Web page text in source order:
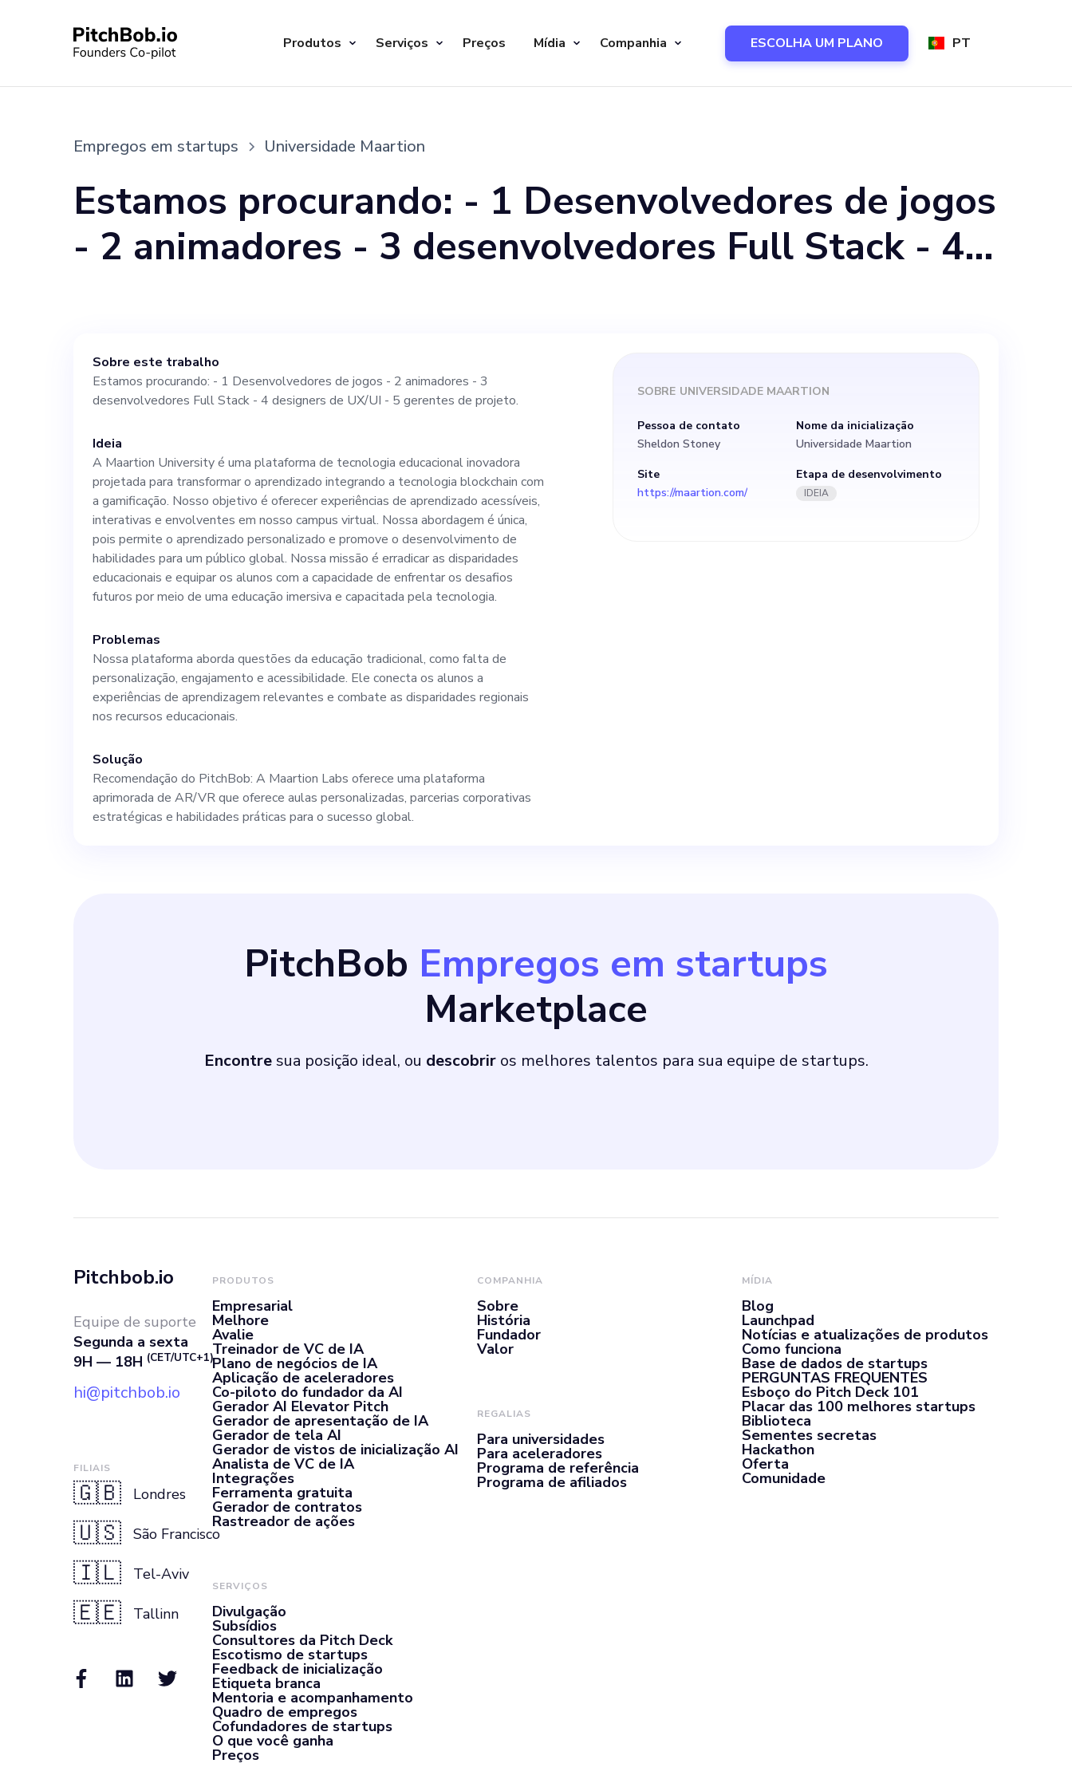
Produtos Serviços Preços Mídia Companhia ESCOLHA UM PLANO PT
Empregos em startups Universidade Maartion
Estamos procurando: - 1 Desenvolvedores de jogos
- 2 animadores - 3 desenvolvedores Full Stack - 4
Sobre este trabalho
Estamos procurando: - 1 Desenvolvedores de jogos - 2 animadores - 3
desenvolvedores Full Stack - 4 designers de UX/UI - 5 gerentes de projeto.
Ideia
A Maartion University é uma plataforma de tecnologia educacional inovadora
projetada para transformar o aprendizado integrando a tecnologia blockchain com
a gamificação. Nosso objetivo é oferecer experiências de aprendizado acessíveis,
interativas e envolventes em nosso campus virtual. Nossa abordagem é única,
pois permite o aprendizado personalizado e promove o desenvolvimento de
habilidades para um público global. Nossa missão é erradicar as disparidades
educacionais e equipar os alunos com a capacidade de enfrentar os desafios
futuros por meio de uma educação imersiva e capacitada pela tecnologia.
Problemas
Nossa plataforma aborda questões da educação tradicional, como falta de
personalização, engajamento e acessibilidade. Ele conecta os alunos a
experiências de aprendizagem relevantes e combate as disparidades regionais
nos recursos educacionais.
Solução
Recomendação do PitchBob: A Maartion Labs oferece uma plataforma
aprimorada de AR/VR que oferece aulas personalizadas, parcerias corporativas
estratégicas e habilidades práticas para o sucesso global.
SOBRE UNIVERSIDADE MAARTION
Pessoa de contato
Sheldon Stoney
Nome da inicialização
Universidade Maartion
Site
https://maartion.com/
Etapa de desenvolvimento
IDEIA
PitchBob Empregos em startups
Marketplace
Encontresua posição ideal, ou descobriros melhores talentos para sua equipe de startups.
Pitchbob.io
Equipe de suporte
Segunda a sexta
9H — 18H (CET/UTC+1)
hi@pitchbob.io
FILIAIS
🇬🇧 Londres
🇺🇸 São Francisco
🇮🇱 Tel-Aviv
🇪🇪 Tallinn
PRODUTOS
Empresarial
Melhore
Avalie
Treinador de VC de IA
Plano de negócios de IA
Aplicação de aceleradores
Co-piloto do fundador da AI
Gerador AI Elevator Pitch
Gerador de apresentação de IA
Gerador de tela AI
Gerador de vistos de inicialização AI
Analista de VC de IA
Integrações
Ferramenta gratuita
Gerador de contratos
Rastreador de ações
SERVIÇOS
Divulgação
Subsídios
Consultores da Pitch Deck
Escotismo de startups
Feedback de inicialização
Etiqueta branca
Mentoria e acompanhamento
Quadro de empregos
Cofundadores de startups
O que você ganha
Preços
COMPANHIA
Sobre
História
Fundador
Valor
REGALIAS
Para universidades
Para aceleradores
Programa de referência
Programa de afiliados
MÍDIA
Blog
Launchpad
Notícias e atualizações de produtos
Como funciona
Base de dados de startups
PERGUNTAS FREQUENTES
Esboço do Pitch Deck 101
Placar das 100 melhores startups
Biblioteca
Sementes secretas
Hackathon
Oferta
Comunidade